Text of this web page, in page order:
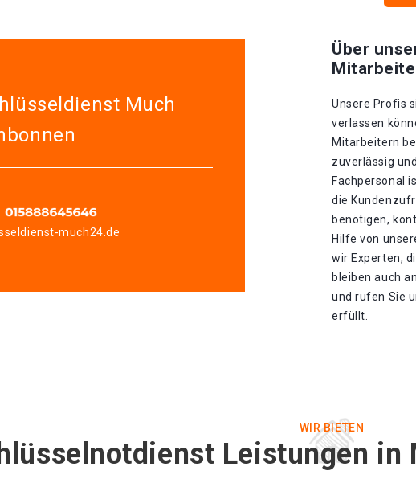
Much
much24.de
Über
Unsere Profis
verlassen
Mitarbeitern
zuverlässig
Fachpersonal
die
benötigen,
Hilfe von
wir Experten,
bleiben auch
und rufen Sie
erfüllt.
WIR BIETEN
Leistungen in